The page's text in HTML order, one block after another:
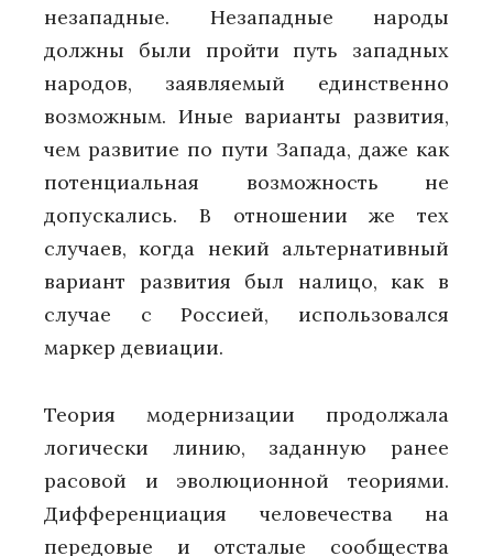
незападные. Незападные народы
должны были пройти путь западных
народов, заявляемый единственно
возможным. Иные варианты развития,
чем развитие по пути Запада, даже как
потенциальная возможность не
допускались. В отношении же тех
случаев, когда некий альтернативный
вариант развития был налицо, как в
случае с Россией, использовался
маркер девиации.
Теория модернизации продолжала
логически линию, заданную ранее
расовой и эволюционной теориями.
Дифференциация человечества на
передовые и отсталые сообщества